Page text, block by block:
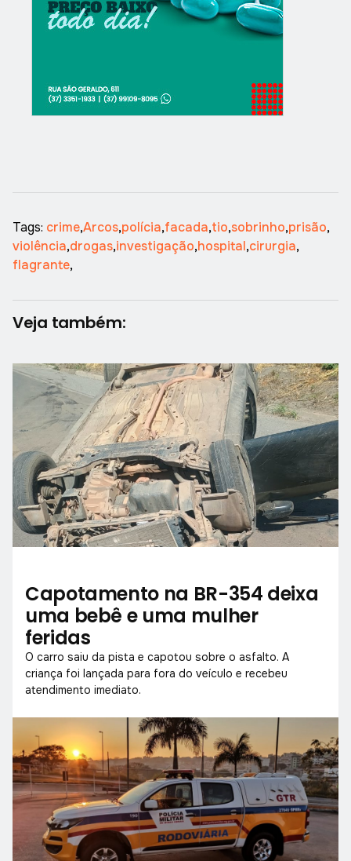
Tags: crime,Arcos,polícia,facada,tio,sobrinho,prisão,
violência,drogas,investigação,hospital,cirurgia,
flagrante,
Veja também:
Capotamento na BR-354 deixa
uma bebê e uma mulher
feridas
O carro saiu da pista e capotou sobre o asfalto. A
criança foi lançada para fora do veículo e recebeu
atendimento imediato.